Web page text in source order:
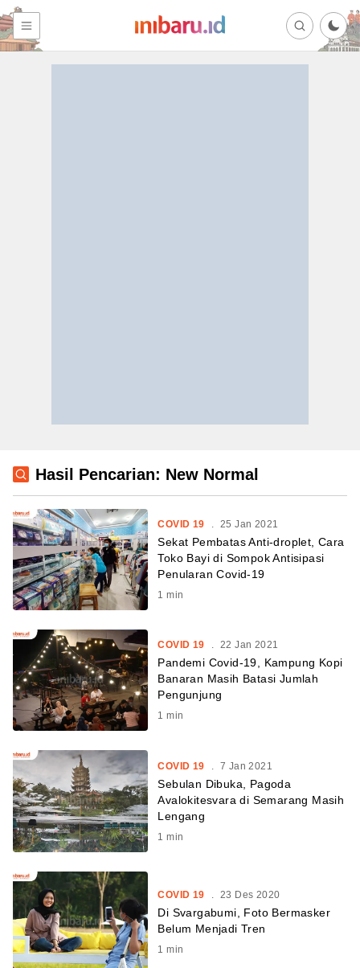
Hasil Pencarian: New Normal
COVID 19 . 25 Jan 2021
Sekat Pembatas Anti-droplet, Cara
Toko Bayi di Sompok Antisipasi
Penularan Covid-19
1 min
COVID 19 . 22 Jan 2021
Pandemi Covid-19, Kampung Kopi
Banaran Masih Batasi Jumlah
Pengunjung
1 min
COVID 19 7 Jan 2021
Sebulan Dibuka, Pagoda
Avalokitesvara di Semarang Masih
Lengang
1 min
COVID 19 . 23 Des 2020
Di Svargabumi, Foto Bermasker
Belum Menjadi Tren
1 min